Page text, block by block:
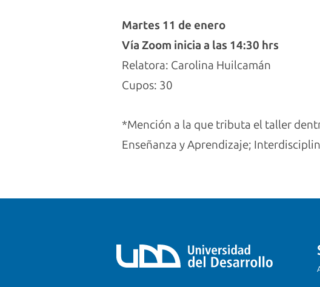
Martes 11 de enero
Vía Zoom inicia a las 14:30 hrs
Relatora: Carolina Huilcamán
Cupos: 30
*Mención a la que tributa el taller
Enseñanza y Aprendizaje;